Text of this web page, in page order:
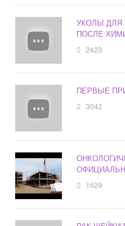
УКОЛЫ ДЛЯ
ПОСЛЕ
2423
ПЕРВЫЕ
3042
1629